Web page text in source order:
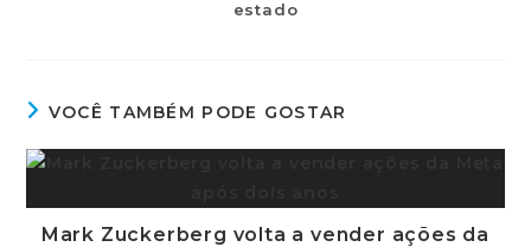
estado
VOCÊ TAMBÉM PODE GOSTAR
Mark Zuckerberg volta a vender ações da